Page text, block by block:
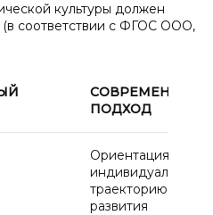
культуры должен
(в соответствии с ФГОС ООО,
СОВРЕМЕННЫЙ
ПОДХОД
Ориентация на
индивидуальную
траекторию
развития